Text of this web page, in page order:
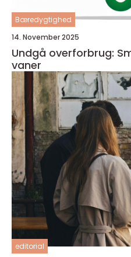
Bæredygtighed
14. November 2025
Undgå overforbrug:
vaner
editorial